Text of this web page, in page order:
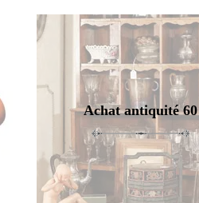
Achat antiquité 60